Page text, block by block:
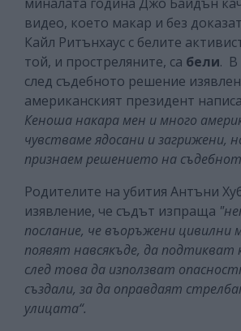
видео, което макар и без
Кайл Ритънхаус с белите
той, и простреляните, са бели. В
след съдебното решение
американският президент
Кеноша накара мен и много
чувстваме ядосани и загрижени,
признаем решението на
Родителите на убития Антъни
изявление, че съдът изпраща
послание, че въоръжени цивилни
появят навсякъде, да подтикват
след това да използват
създали, за да оправдаят
улицата“.